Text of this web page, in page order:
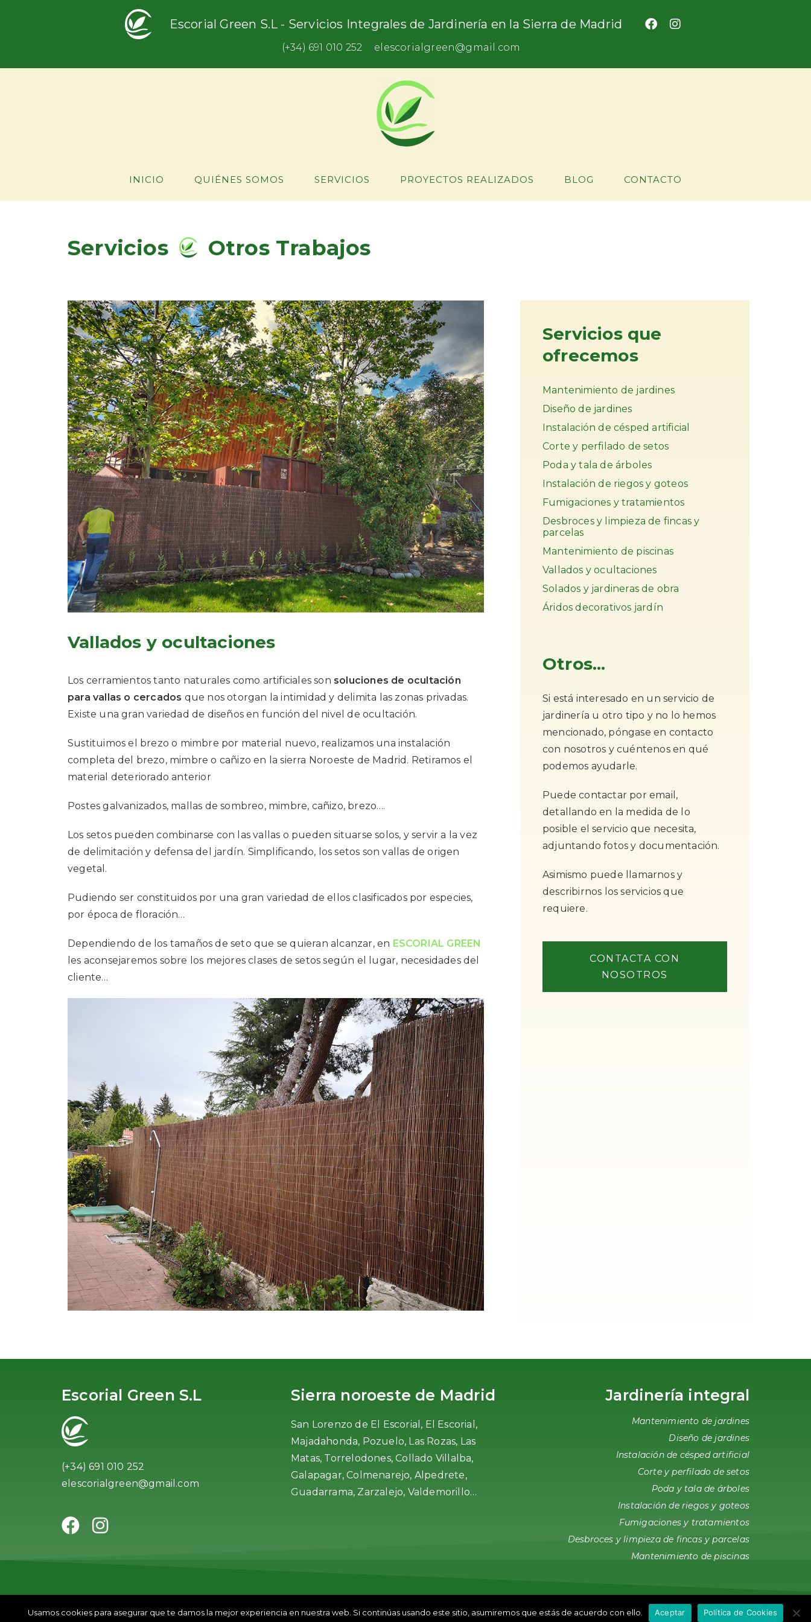
Escorial Green S.L - Servicios Integrales de Jardinería en la Sierra de Madrid
(+34) 691 010 252 elescorialgreen@gmail.com
INICIO QUIÉNES SOMOS SERVICIOS PROYECTOS REALIZADOS BLOG CONTACTO
Servicios Otros Trabajos
Vallados y ocultaciones
Los cerramientos tanto naturales como artificiales son soluciones de ocultación
para vallas o cercados que nos otorgan la intimidad y delimita las zonas privadas.
Existe una gran variedad de diseños en función del nivel de ocultación.
Sustituimos el brezo o mimbre por material nuevo, realizamos una instalación
completa del brezo, mimbre o cañizo en la sierra Noroeste de Madrid. Retiramos el
material deteriorado anterior
Postes galvanizados, mallas de sombreo, mimbre, cañizo, brezo….
Los setos pueden combinarse con las vallas o pueden situarse solos, y servir a la vez
de delimitación y defensa del jardín. Simplificando, los setos son vallas de origen
vegetal.
Pudiendo ser constituidos por una gran variedad de ellos clasificados por especies,
por época de floración…
Dependiendo de los tamaños de seto que se quieran alcanzar, en ESCORIAL GREEN
les aconsejaremos sobre los mejores clases de setos según el lugar, necesidades del
cliente…
Servicios que
ofrecemos
Mantenimiento de jardines
Diseño de jardines
Instalación de césped artificial
Corte y perfilado de setos
Poda y tala de árboles
Instalación de riegos y goteos
Fumigaciones y tratamientos
Desbroces y limpieza de fincas y
parcelas
Mantenimiento de piscinas
Vallados y ocultaciones
Solados y jardineras de obra
Áridos decorativos jardín
Otros...
Si está interesado en un servicio de
jardinería u otro tipo y no lo hemos
mencionado, póngase en contacto
con nosotros y cuéntenos en qué
podemos ayudarle.
Puede contactar por email,
detallando en la medida de lo
posible el servicio que necesita,
adjuntando fotos y documentación.
Asimismo puede llamarnos y
describirnos los servicios que
requiere.
CONTACTA CON
NOSOTROS
Escorial Green S.L
(+34) 691 010 252
elescorialgreen@gmail.com
Sierra noroeste de Madrid
San Lorenzo de El Escorial, El Escorial,
Majadahonda, Pozuelo, Las Rozas, Las
Matas, Torrelodones, Collado Villalba,
Galapagar, Colmenarejo, Alpedrete,
Guadarrama, Zarzalejo, Valdemorillo…
Jardinería integral
Mantenimiento de jardines
Diseño de jardines
Instalación de césped artificial
Corte y perfilado de setos
Poda y tala de árboles
Instalación de riegos y goteos
Fumigaciones y tratamientos
Desbroces y limpieza de fincas y parcelas
Mantenimiento de piscinas
2026 Escorial Green S. L. ® Todos los derechos reservados Política de Privacidad Aviso Legal Política de Cookies Diseño web
Usamos cookies para asegurar que te damos la mejor experiencia en nuestra web. Si continúas usando este sitio, asumiremos que estás de acuerdo con ello. Aceptar Política de Cookies